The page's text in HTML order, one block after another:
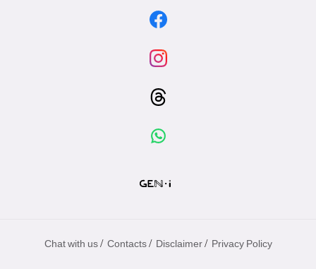
Chat with us / Contacts / Disclaimer / Privacy Policy